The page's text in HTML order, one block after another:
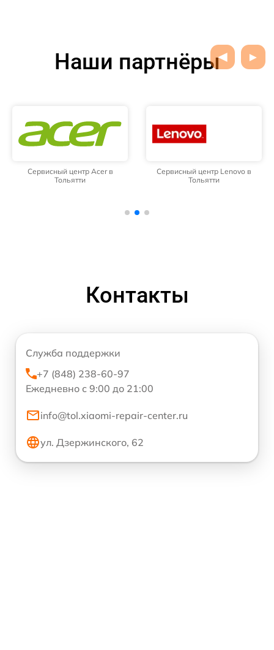
Наши партнёры
Сервисный центр Acer в
Тольятти
Сервисный центр Lenovo в
Тольятти
Контакты
Служба поддержки
+7 (848) 238-60-97
Ежедневно с 9:00 до 21:00
info@tol.xiaomi-repair-center.ru
ул. Дзержинского, 62